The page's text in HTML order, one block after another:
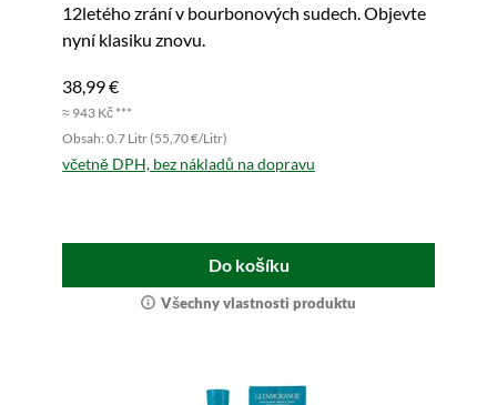
12letého zrání v bourbonových sudech. Objevte
nyní klasiku znovu.
38,99 €
≈ 943 Kč ***
Obsah: 0.7 Litr (55,70 €/Litr)
včetně DPH, bez nákladů na dopravu
Do košíku
Všechny vlastnosti produktu